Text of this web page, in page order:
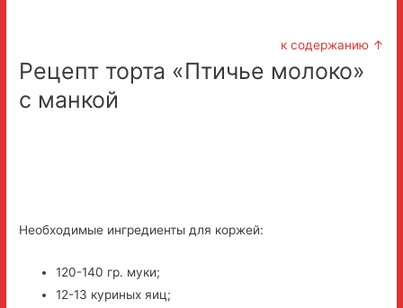
к содержанию ↑
Рецепт торта «Птичье молоко»
с манкой
Необходимые ингредиенты для коржей:
120-140 гр. муки;
12-13 куриных яиц;